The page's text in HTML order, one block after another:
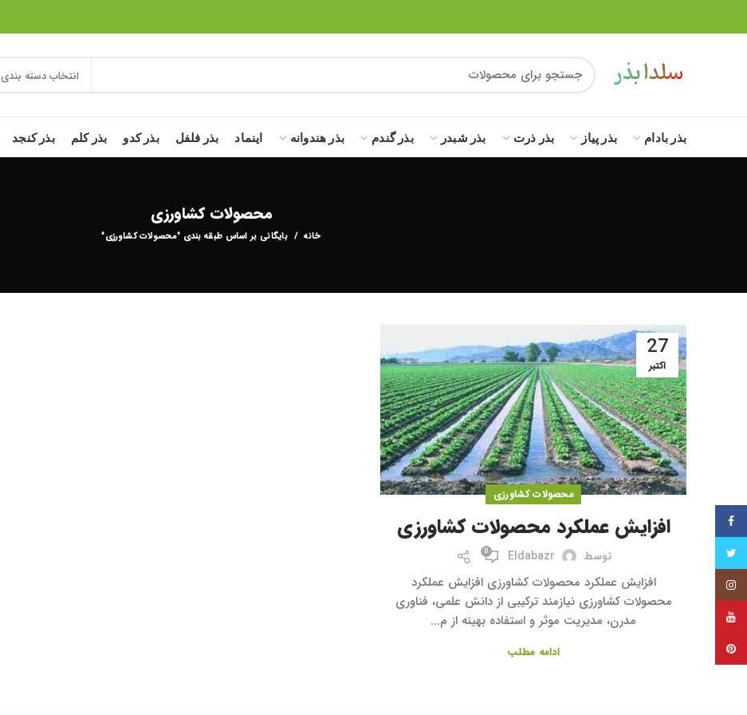
انتخاب دسته بندی
بذر بادام بذر پیاز بذر ذرت بذر شبدر بذر گندم بذر هندوانه اینماد بذر فلفل بذر کدو بذر کلم بذر کنجد
محصولات کشاورزی
خانه بایگانی بر اساس طبقه بندی "محصولات کشاورزی"
27
اکتبر
محصولات کشاورزی
افزایش عملکرد محصولات کشاورزی
توسط Eldabazr
0
افزایش عملکرد محصولات کشاورزی افزایش عملکرد
محصولات کشاورزی نیازمند ترکیبی از دانش علمی، فناوری
مدرن، مدیریت موثر و استفاده بهینه از م...
ادامه مطلب
فیس بوک